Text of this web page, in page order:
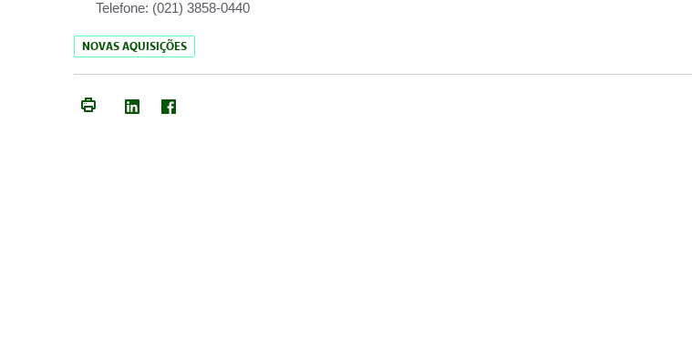
Telefone: (021) 3858-0440
NOVAS AQUISIÇÕES